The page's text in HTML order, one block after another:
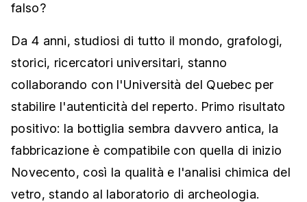
falso?
Da 4 anni, studiosi di tutto il mondo, grafologi,
storici, ricercatori universitari, stanno
collaborando con l'Università del Quebec per
stabilire l'autenticità del reperto. Primo risultato
positivo: la bottiglia sembra davvero antica, la
fabbricazione è compatibile con quella di inizio
Novecento, così la qualità e l'analisi chimica del
vetro, stando al laboratorio di archeologia.